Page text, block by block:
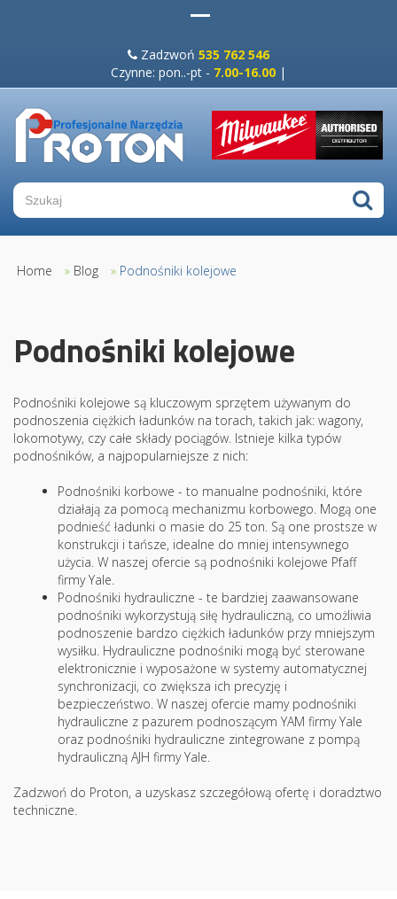
Zadzwoń 535 762 546
Czynne: pon..-pt - 7.00-16.00 |
Home » Blog » Podnośniki kolejowe
Podnośniki kolejowe
Podnośniki kolejowe są kluczowym sprzętem używanym do
podnoszenia ciężkich ładunków na torach, takich jak: wagony,
lokomotywy, czy całe składy pociągów. Istnieje kilka typów
podnośników, a najpopularniejsze z nich:
Podnośniki korbowe - to manualne podnośniki, które
działają za pomocą mechanizmu korbowego. Mogą one
podnieść ładunki o masie do 25 ton. Są one prostsze w
konstrukcji i tańsze, idealne do mniej intensywnego
użycia. W naszej ofercie są podnośniki kolejowe Pfaff
firmy Yale.
Podnośniki hydrauliczne - te bardziej zaawansowane
podnośniki wykorzystują siłę hydrauliczną, co umożliwia
podnoszenie bardzo ciężkich ładunków przy mniejszym
wysiłku. Hydrauliczne podnośniki mogą być sterowane
elektronicznie i wyposażone w systemy automatycznej
synchronizacji, co zwiększa ich precyzję i
bezpieczeństwo. W naszej ofercie mamy podnośniki
hydrauliczne z pazurem podnoszącym YAM firmy Yale
oraz podnośniki hydrauliczne zintegrowane z pompą
hydrauliczną AJH firmy Yale.
Zadzwoń do Proton, a uzyskasz szczegółową ofertę i doradztwo
techniczne.